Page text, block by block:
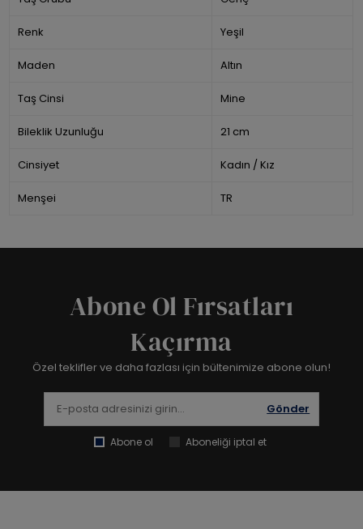
Renk Yeşil
Maden Altın
Taş Cinsi Mine
Bileklik Uzunluğu 21 cm
Cinsiyet Kadın / Kız
Menşei TR
Abone Ol Fırsatları
Kaçırma
Özel teklifler ve daha fazlası için bültenimize abone olun!
Gönder
Abone ol Aboneliği iptal et